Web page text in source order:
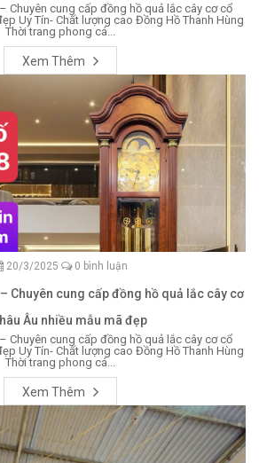
Chuyên cung cấp đồng hồ quả lắc cây cơ cổ
Uy Tín- Chất lượng cao Đồng Hồ Thanh Hùng
Thời trang phong cá...
Xem Thêm
20/3/2025 0 bình luận
Chuyên cung cấp đồng hồ quả lắc cây cơ
Âu nhiều mẫu mã đẹp
Chuyên cung cấp đồng hồ quả lắc cây cơ cổ
Uy Tín- Chất lượng cao Đồng Hồ Thanh Hùng
Thời trang phong cá...
Xem Thêm